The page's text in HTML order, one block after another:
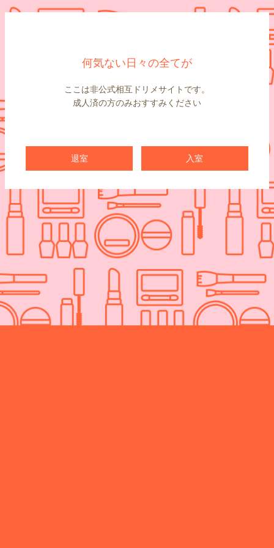
何気ない日々の全てが
ここは非公式相互ドリメサイトです。
成人済の方のみおすすみください
退室 入室